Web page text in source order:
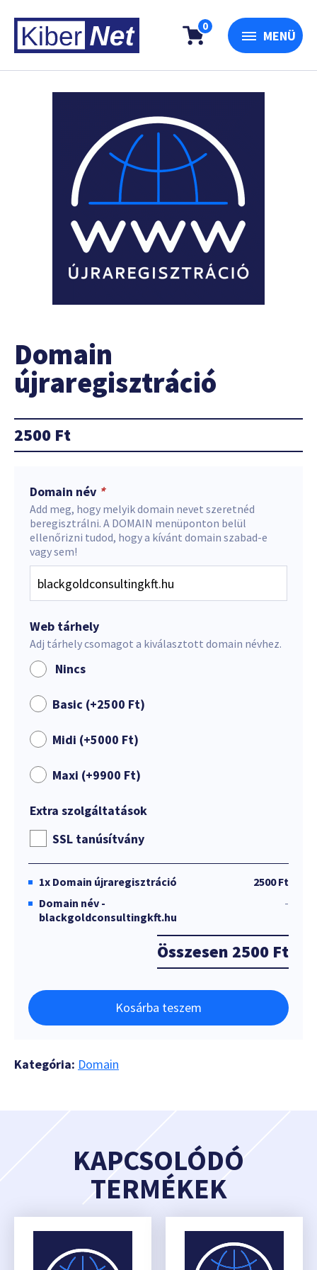
0
MENÜ
Domain
újraregisztráció
2500 Ft
Domain név *
Add meg, hogy melyik domain nevet szeretnéd
beregisztrálni. A DOMAIN menüponton belül
ellenőrizni tudod, hogy a kívánt domain szabad-e
vagy sem!
Web tárhely
Adj tárhely csomagot a kiválasztott domain névhez.
Nincs
Basic (+2500 Ft)
Midi (+5000 Ft)
Maxi (+9900 Ft)
Extra szolgáltatások
SSL tanúsítvány
1x Domain újraregisztráció
2500 Ft
Domain név -
blackgoldconsultingkft.hu
-
Összesen 2500 Ft
Kosárba teszem
Kategória: Domain
KAPCSOLÓDÓ
TERMÉKEK